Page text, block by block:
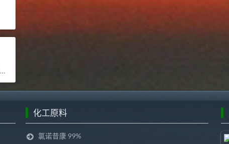
化工原料
氯诺昔康 99%